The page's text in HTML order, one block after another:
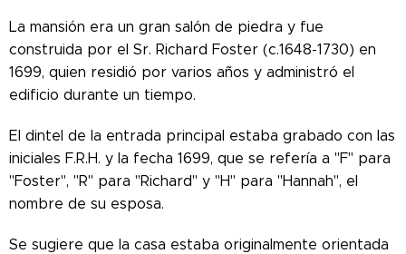
La mansión era un gran salón de piedra y fue
construida por el Sr. Richard Foster (c.1648-1730) en
1699, quien residió por varios años y administró el
edificio durante un tiempo.
El dintel de la entrada principal estaba grabado con las
iniciales F.R.H. y la fecha 1699, que se refería a "F" para
"Foster", "R" para "Richard" y "H" para "Hannah", el
nombre de su esposa.
Se sugiere que la casa estaba originalmente orientada